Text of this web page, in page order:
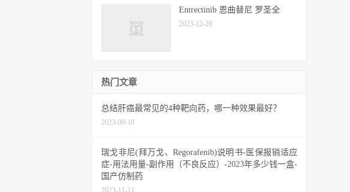
Entrectinib 恩曲替尼 罗圣全
2023-12-28
热门文章
总结肝癌最常见的4种靶向药，哪一种效果最好？
2023-09-18
瑞戈非尼(拜万戈、Regorafenib)说明书-医保报销适应
症-用法用量-副作用（不良反应）-2023年多少钱一盒-
国产仿制药
2023-11-11